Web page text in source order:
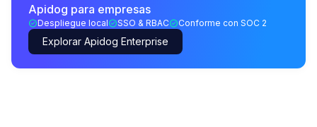
Apidog para empresas
Despliegue local SSO & RBAC Conforme con SOC 2
Explorar Apidog Enterprise